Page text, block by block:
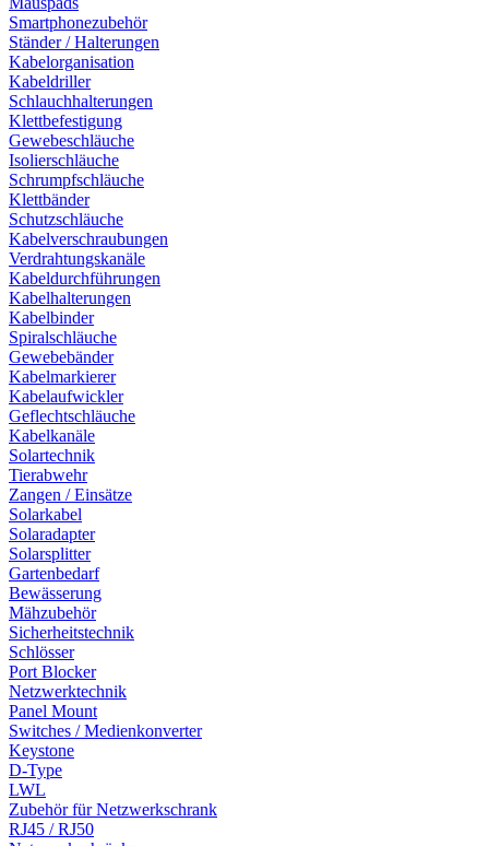
Smartphonezubehör
Ständer / Halterungen
Kabelorganisation
Kabeldriller
Schlauchhalterungen
Klettbefestigung
Gewebeschläuche
Isolierschläuche
Schrumpfschläuche
Klettbänder
Schutzschläuche
Kabelverschraubungen
Verdrahtungskanäle
Kabeldurchführungen
Kabelhalterungen
Kabelbinder
Spiralschläuche
Gewebebänder
Kabelmarkierer
Kabelaufwickler
Geflechtschläuche
Kabelkanäle
Solartechnik
Tierabwehr
Zangen / Einsätze
Solarkabel
Solaradapter
Solarsplitter
Gartenbedarf
Bewässerung
Mähzubehör
Sicherheitstechnik
Schlösser
Port Blocker
Netzwerktechnik
Panel Mount
Switches / Medienkonverter
Keystone
D-Type
LWL
Zubehör für Netzwerkschrank
RJ45 / RJ50